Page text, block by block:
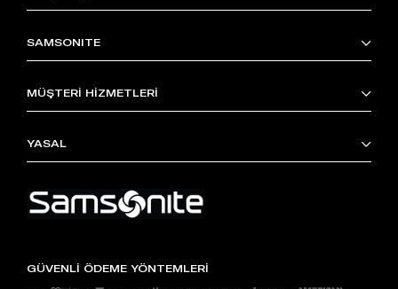
SAMSONITE
MÜŞTERİ HİZMETLERİ
YASAL
GÜVENLİ ÖDEME YÖNTEMLERİ